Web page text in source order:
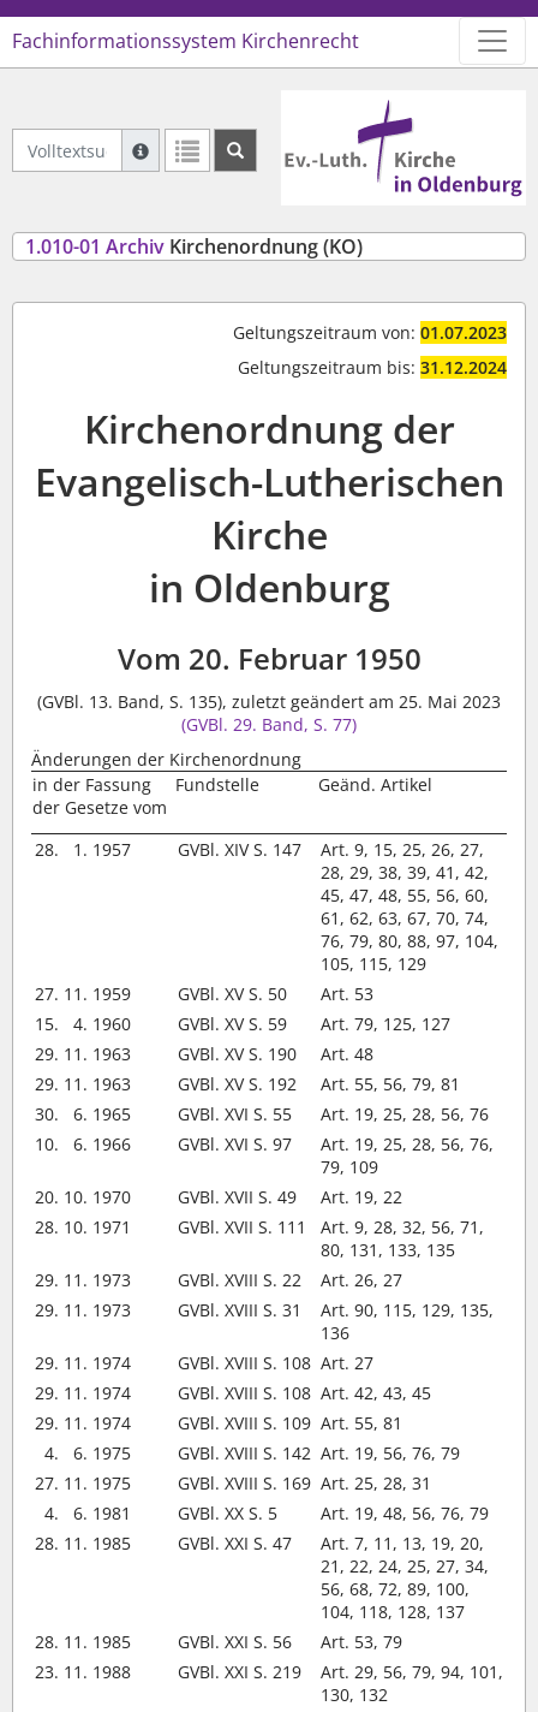
Fachinformationssystem Kirchenrecht
Volltextsuche Archiviertes Recht
Suche mit Platzhalter "*", Bsp. Pfarrer*, findet
Weitere Suchoperatoren finden Sie in unserer Hilfe.
Logo Ev.-Luth. Kirche in
1.010-01 Archiv Kirchenordnung (KO)
Geltungszeitraum von: 01.07.2023
Geltungszeitraum bis: 31.12.2024
Kirchenordnung der
Evangelisch-Lutherischen
Kirche
in Oldenburg
Vom 20. Februar 1950
(GVBl. 13. Band, S. 135), zuletzt geändert am 25. Mai 2023
(GVBl. 29. Band, S. 77)
Änderungen der Kirchenordnung
in der Fassung
der Gesetze vom
Fundstelle Geänd. Artikel
28. 1. 1957 GVBl. XIV S. 147
Art. 9, 15, 25, 26, 27,
28, 29, 38, 39, 41, 42,
45, 47, 48, 55, 56, 60,
61, 62, 63, 67, 70, 74,
76, 79, 80, 88, 97, 104,
105, 115, 129
27. 11. 1959
GVBl. XV S. 50
Art. 53
15. 4. 1960
GVBl. XV S. 59
Art. 79, 125, 127
29. 11. 1963
GVBl. XV S. 190
Art. 48
29. 11. 1963
GVBl. XV S. 192
Art. 55, 56, 79, 81
30. 6. 1965
GVBl. XVI S. 55
Art. 19, 25, 28, 56, 76
10. 6. 1966
GVBl. XVI S. 97
Art. 19, 25, 28, 56, 76,
79, 109
20. 10. 1970
GVBl. XVII S. 49
Art. 19, 22
28. 10. 1971
GVBl. XVII S. 111
Art. 9, 28, 32, 56, 71,
80, 131, 133, 135
29. 11. 1973
GVBl. XVIII S. 22
Art. 26, 27
29. 11. 1973
GVBl. XVIII S. 31
Art. 90, 115, 129, 135,
136
29. 11. 1974
GVBl. XVIII S. 108 Art. 27
29. 11. 1974
GVBl. XVIII S. 108 Art. 42, 43, 45
29. 11. 1974
GVBl. XVIII S. 109 Art. 55, 81
4. 6. 1975
GVBl. XVIII S. 142 Art. 19, 56, 76, 79
27. 11. 1975
GVBl. XVIII S. 169 Art. 25, 28, 31
4. 6. 1981
GVBl. XX S. 5
Art. 19, 48, 56, 76, 79
28. 11. 1985
GVBl. XXI S. 47
Art. 7, 11, 13, 19, 20,
21, 22, 24, 25, 27, 34,
56, 68, 72, 89, 100,
104, 118, 128, 137
28. 11. 1985
GVBl. XXI S. 56
Art. 53, 79
23. 11. 1988
GVBl. XXI S. 219
Art. 29, 56, 79, 94, 101,
130, 132